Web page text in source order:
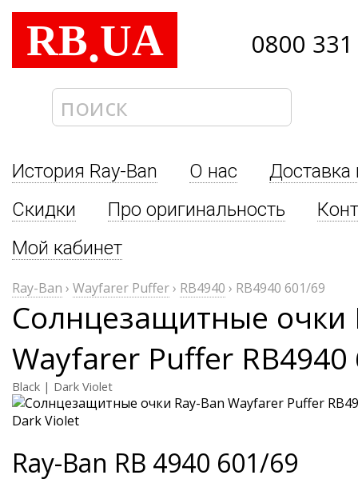
RB.UA 0800
История Ray-Ban О нас
Доставка
Скидки
Про оригинальность
Мой кабинет
Ray-Ban › Wayfarer Puffer› RB4940 › RB4940 601/69
Солнцезащитные очки
Wayfarer Puffer RB4940
Black | Dark Violet
Ray-Ban RB 4940 601/69